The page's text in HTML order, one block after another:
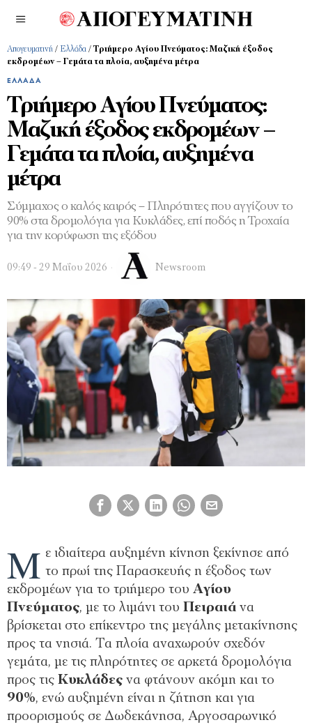
Απογευματινή / Ελλάδα / Τριήμερο Αγίου Πνεύματος: Μαζική έξοδος
εκδρομέων – Γεμάτα τα πλοία, αυξημένα μέτρα
ΕΛΛΆΔΑ
Τριήμερο Αγίου Πνεύματος:
Μαζική έξοδος εκδρομέων –
Γεμάτα τα πλοία, αυξημένα
μέτρα
Σύμμαχος ο καλός καιρός – Πληρότητες που αγγίζουν το
90% στα δρομολόγια για Κυκλάδες, επί ποδός η Τροχαία
για την κορύφωση της εξόδου
09:49 - 29 Μαΐου 2026 Newsroom
Μ ε ιδιαίτερα αυξημένη κίνηση ξεκίνησε από
το πρωί της Παρασκευής η έξοδος των
εκδρομέων για το τριήμερο του Αγίου
Πνεύματος, με το λιμάνι του Πειραιά να
βρίσκεται στο επίκεντρο της μεγάλης μετακίνησης
προς τα νησιά. Τα πλοία αναχωρούν σχεδόν
γεμάτα, με τις πληρότητες σε αρκετά δρομολόγια
προς τις Κυκλάδες να φτάνουν ακόμη και το
90%, ενώ αυξημένη είναι η ζήτηση και για
προορισμούς σε Δωδεκάνησα, Αργοσαρωνικό